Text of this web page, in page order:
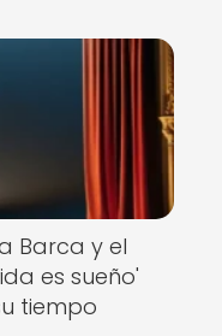
Barca y el
es sueño'
tiempo